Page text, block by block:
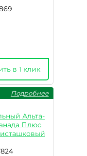
в 1 клик
Подробнее
Альта-
Плюс